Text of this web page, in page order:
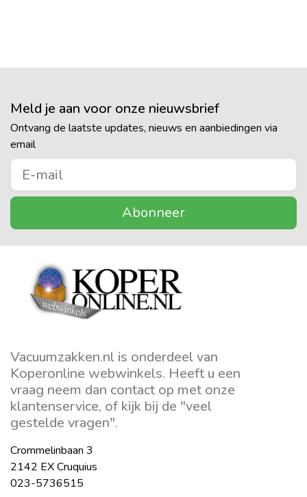
Meld je aan voor onze nieuwsbrief
Ontvang de laatste updates, nieuws en aanbiedingen via
email
Abonneer
Vacuumzakken.nl is onderdeel van
Koperonline webwinkels. Heeft u een
vraag neem dan contact op met onze
klantenservice, of kijk bij de "veel
gestelde vragen".
Crommelinbaan 3
2142 EX Cruquius
023-5736515